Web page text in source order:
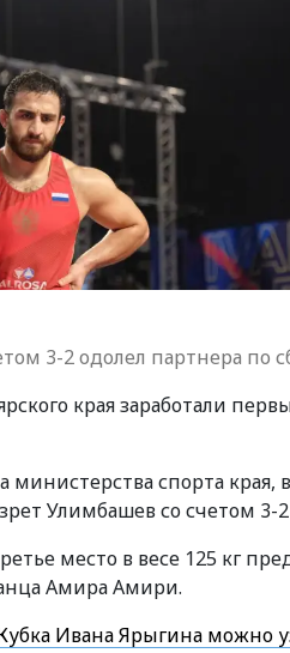
3-2 одолел партнера по
края заработали
спорта края,
Улимбашев со счетом
место в весе 125 кг
Амира Амири.
Ивана Ярыгина можно